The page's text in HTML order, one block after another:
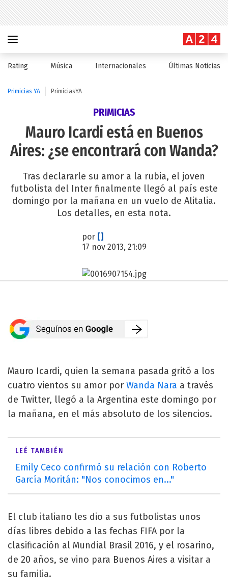
Rating Música Internacionales Últimas Noticias
Primicias YA PrimiciasYA
PRIMICIAS
Mauro Icardi está en Buenos
Aires: ¿se encontrará con Wanda?
Tras declararle su amor a la rubia, el joven
futbolista del Inter finalmente llegó al país este
domingo por la mañana en un vuelo de Alitalia.
Los detalles, en esta nota.
por []
17 nov 2013, 21:09
Mauro Icardi, quien la semana pasada gritó a los
cuatro vientos su amor por Wanda Nara a través
de Twitter, llegó a la Argentina este domingo por
la mañana, en el más absoluto de los silencios.
LEÉ TAMBIÉN
Emily Ceco confirmó su relación con Roberto
García Moritán: "Nos conocimos en..."
El club italiano les dio a sus futbolistas unos
días libres debido a las fechas FIFA por la
clasificación al Mundial Brasil 2016, y el rosarino,
de 20 años, se vino para Buenos Aires a visitar a
su familia.